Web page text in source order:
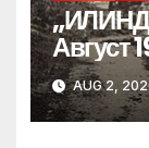
Август
AUG 2,